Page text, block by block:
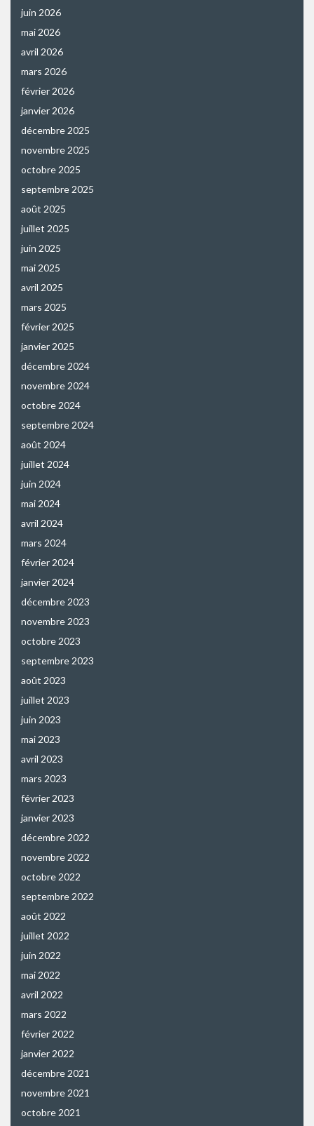
juin 2026
mai 2026
avril 2026
mars 2026
février 2026
janvier 2026
décembre 2025
novembre 2025
octobre 2025
septembre 2025
août 2025
juillet 2025
juin 2025
mai 2025
avril 2025
mars 2025
février 2025
janvier 2025
décembre 2024
novembre 2024
octobre 2024
septembre 2024
août 2024
juillet 2024
juin 2024
mai 2024
avril 2024
mars 2024
février 2024
janvier 2024
décembre 2023
novembre 2023
octobre 2023
septembre 2023
août 2023
juillet 2023
juin 2023
mai 2023
avril 2023
mars 2023
février 2023
janvier 2023
décembre 2022
novembre 2022
octobre 2022
septembre 2022
août 2022
juillet 2022
juin 2022
mai 2022
avril 2022
mars 2022
février 2022
janvier 2022
décembre 2021
novembre 2021
octobre 2021